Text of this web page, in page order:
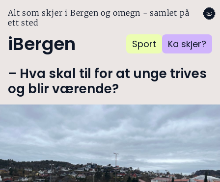
Alt som skjer i Bergen og omegn - samlet på
ett sted
iBergen Sport Ka skjer?
🌚
– Hva skal til for at unge trives
og blir værende?